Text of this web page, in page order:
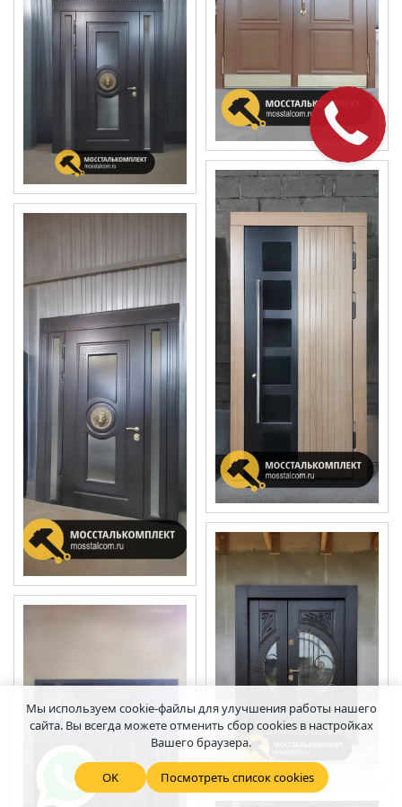
Мы используем cookie-файлы для улучшения работы нашего
сайта. Вы всегда можете отменить сбор cookies в настройках
Вашего браузера.
OK Посмотреть список cookies